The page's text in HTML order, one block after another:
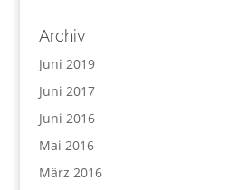
Archiv
Juni 2019
Juni 2017
Juni 2016
Mai 2016
März 2016